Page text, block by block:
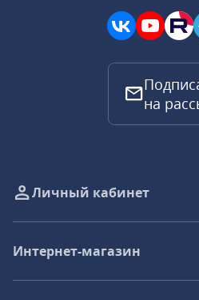
на
Личный кабинет
Интернет-магазин